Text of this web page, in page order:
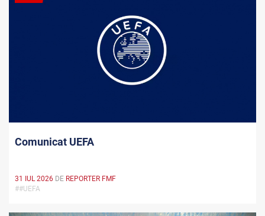
Comunicat UEFA
31 IUL 2026 DE REPORTER FMF
##UEFA